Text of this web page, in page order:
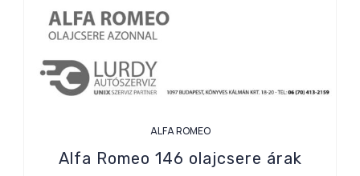
ALFA ROMEO
Alfa Romeo 146 olajcsere árak